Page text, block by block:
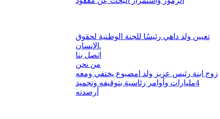
تعيين ولد داهي رئيسًا للجنة الوطنية لحقوق
الإنسان.
اتصل بنا
من نحن
زوج ابنة رئيس عزيز ولد امصبوع يختفي ومعه
4مليارات وأوامر رئاسية بتوقيفه وتجميد
أرصدته